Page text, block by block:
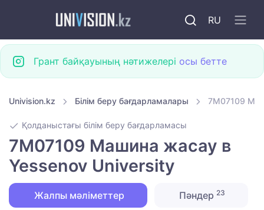
RU
Грант байқауының нәтижелері осы бетте
Univision.kz Білім беру бағдарламалары 7M07109
Қолданыстағы білім беру бағдарламасы
7M07109 Машина жасау в
Yessenov University
Жалпы мәліметтер Пәндер23